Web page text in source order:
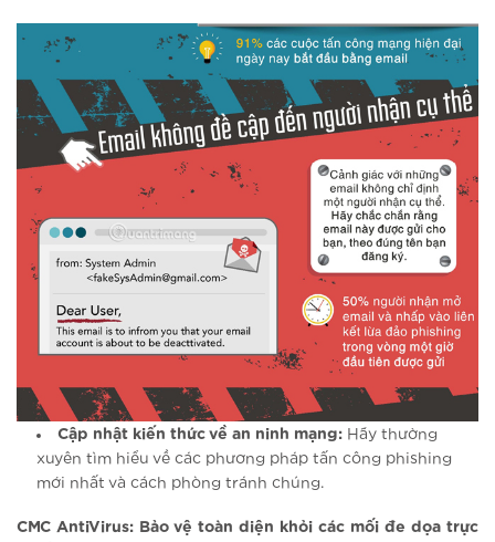
Cập nhật kiến thức về an ninh mạng: Hãy thường
xuyên tìm hiểu về các phương pháp tấn công phishing
mới nhất và cách phòng tránh chúng.
CMC AntiVirus: Bảo vệ toàn diện khỏi các mối đe dọa trực